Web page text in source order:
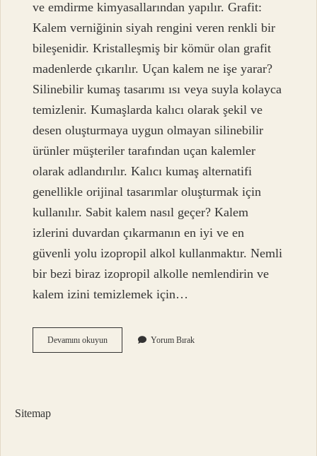
ve emdirme kimyasallarından yapılır. Grafit:
Kalem verniğinin siyah rengini veren renkli bir
bileşenidir. Kristalleşmiş bir kömür olan grafit
madenlerde çıkarılır. Uçan kalem ne işe yarar?
Silinebilir kumaş tasarımı ısı veya suyla kolayca
temizlenir. Kumaşlarda kalıcı olarak şekil ve
desen oluşturmaya uygun olmayan silinebilir
ürünler müşteriler tarafından uçan kalemler
olarak adlandırılır. Kalıcı kumaş alternatifi
genellikle orijinal tasarımlar oluşturmak için
kullanılır. Sabit kalem nasıl geçer? Kalem
izlerini duvardan çıkarmanın en iyi ve en
güvenli yolu izopropil alkol kullanmaktır. Nemli
bir bezi biraz izopropil alkolle nemlendirin ve
kalem izini temizlemek için…
Devamını okuyunSabit
Kalem
Yorum Bırak
Sitemap